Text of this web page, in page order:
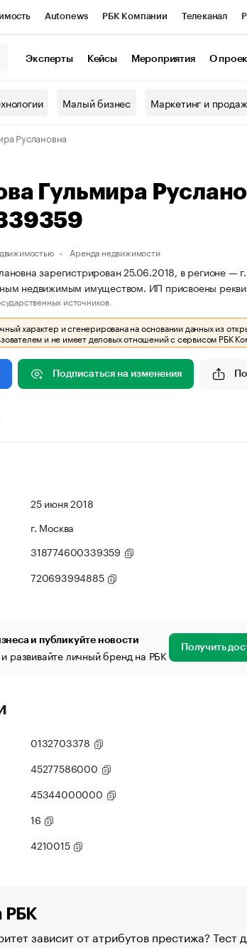
Autonews РБК Компании Телеканал
Эксперты Кейсы Мероприятия О
Малый бизнес Маркетинг и
Руслановна
Гульмира
Аренда недвижимости
зарегистрирован 25.06.2018, в регионе —
недвижимым имуществом. ИП присвоены
источников.
характер и сгенерирована на основании данных из
и не имеет деловых отношений с сервисом РБК
Подписаться на изменения
25 июня 2018
г. Москва
318774600339359
720693994885
и публикуйте новости
развивайте личный бренд на РБК Получить
0132703378
45277586000
45344000000
16
4210015
РБК
зависит от атрибутов престижа? Тест